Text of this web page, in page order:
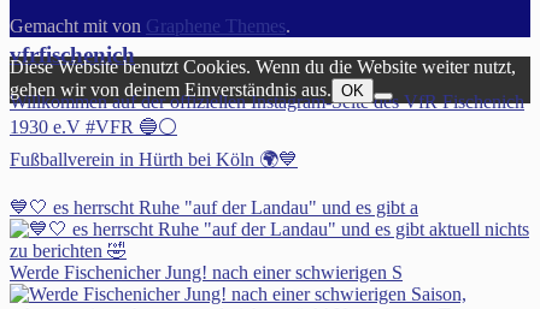
vfrfischenich
Willkommen auf der offiziellen Instagram-Seite des VfR Fischenich
1930 e.V #VFR 🔵⚪️
Fußballverein in Hürth bei Köln 🌍💙
💙🤍 es herrscht Ruhe "auf der Landau" und es gibt a
Werde Fischenicher Jung! nach einer schwierigen S
Gemacht mit von Graphene Themes.
Diese Website benutzt Cookies. Wenn du die Website weiter nutzt,
gehen wir von deinem Einverständnis aus. OK